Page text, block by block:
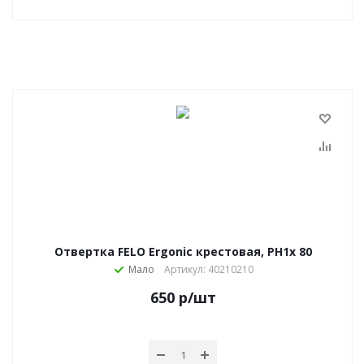
Отвертка FELO Ergonic крестовая, PH1х 80
Мало Артикул: 40210210
650р/шт